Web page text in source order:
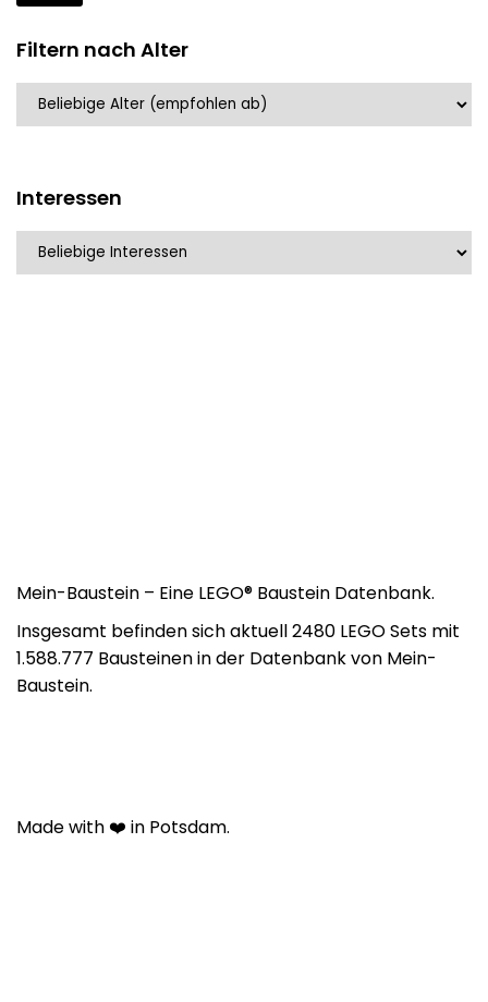
Preis
Preis
Filtern nach Alter
Interessen
Mein-Baustein – Eine LEGO® Baustein Datenbank.
Insgesamt befinden sich aktuell 2480 LEGO Sets mit
1.588.777 Bausteinen in der Datenbank von Mein-
Baustein.
Made with ❤️ in Potsdam.